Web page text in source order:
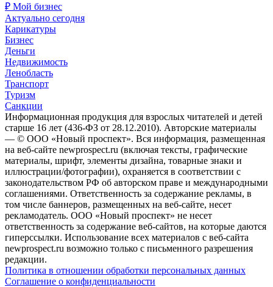
₽ Мой бизнес
Актуально сегодня
Карикатуры
Бизнес
Деньги
Недвижимость
Ленобласть
Транспорт
Туризм
Санкции
Информационная продукция для взрослых читателей и детей
старше 16 лет (436-ФЗ от 28.12.2010). Авторские материалы
— © ООО «Новый проспект». Вся информация, размещенная
на веб-сайте newprospect.ru (включая тексты, графические
материалы, шрифт, элементы дизайна, товарные знаки и
иллюстрации/фотографии), охраняется в соответствии с
законодательством РФ об авторском праве и международными
соглашениями. Ответственность за содержание рекламы, в
том числе баннеров, размещенных на веб-сайте, несет
рекламодатель. ООО «Новый проспект» не несет
ответственность за содержание веб-сайтов, на которые даются
гиперссылки. Использование всех материалов с веб-сайта
newprospect.ru возможно только с письменного разрешения
редакции.
Политика в отношении обработки персональных данных
Соглашение о конфиденциальности